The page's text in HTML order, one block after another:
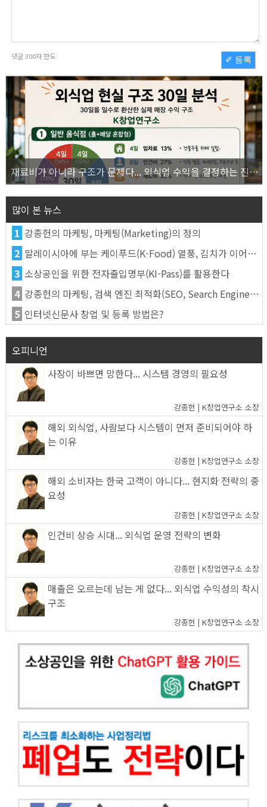
댓글300자 한도 ✐ 등록
재료비가 아니라 구조가 문제다... 외식업 수익을 결정하는 진짜 숫자의 비밀
많이 본 뉴스
1 강종헌의 마케팅, 마케팅(Marketing)의 정의
2 말레이시아에 부는 케이푸드(K-Food) 열풍, 김치가 이어간다
3 소상공인을 위한 전자출입명부(KI-Pass)를 활용한다
4 강종헌의 마케팅, 검색 엔진 최적화(SEO, Search Engine Optimization)란
5 인터넷신문사 창업 및 등록 방법은?
오피니언
사장이 바쁘면 망한다... 시스템 경영의 필요성
강종헌 | K창업연구소 소장
해외 외식업, 사람보다 시스템이 먼저 준비되어야 하
는 이유
강종헌 | K창업연구소 소장
해외 소비자는 한국 고객이 아니다... 현지화 전략의 중
요성
강종헌 | K창업연구소 소장
인건비 상승 시대... 외식업 운영 전략의 변화
강종헌 | K창업연구소 소장
매출은 오르는데 남는 게 없다... 외식업 수익성의 착시
구조
강종헌 | K창업연구소 소장